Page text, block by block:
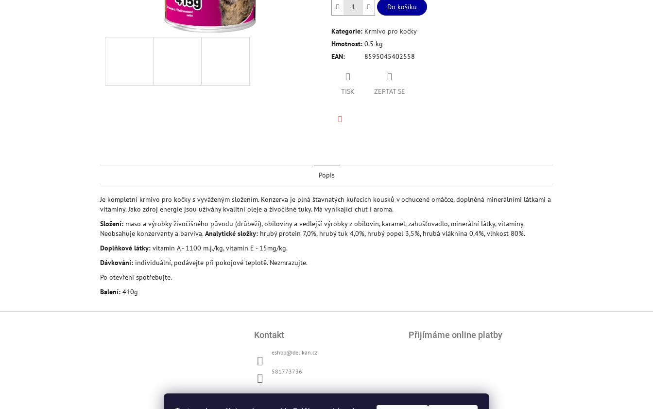
Do košíku
Kategorie: Krmivo pro kočky
Hmotnost: 0.5 kg
EAN: 8595045402558
TISK ZEPTAT SE
Popis
Je kompletní krmivo pro kočky s vyváženým složením. Konzerva je plná šťavnatých kuřecích kousků v ochucené omáčce, doplněná minerálními látkami a
vitaminy. Jako zdroj energie jsou užívány kvalitní oleje a živočišné tuky. Má vynikající chuť i aroma.
Složení: maso a výrobky živočišného původu (drůbeží), obiloviny a vedlejší výrobky z obilovin, karamel, zahušťovadlo, minerální látky, vitaminy.
Neobsahuje konzervanty a barviva.Analytické složky: hrubý protein 7,0%, hrubý tuk 4,0%, hrubý popel 3,5%, hrubá vláknina 0,4%, vlhkost 80%.
Doplňkové látky: vitamin A - 1100 m.j./kg, vitamin E - 15mg/kg.
Dávkování: individuální, podávejte při pokojové teplotě. Nezmrazujte.
Po otevření spotřebujte.
Balení: 410g
Kontakt
eshop@delikan.cz
581773736
Přijímáme online platby